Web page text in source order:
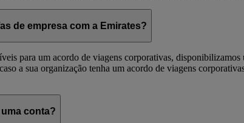
de empresa com a Emirates?
para um acordo de viagens corporativas,
a sua organização tenha um acordo de viagens
conta?